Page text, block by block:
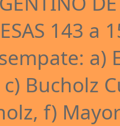
143 a
a)
Bucholz
f)